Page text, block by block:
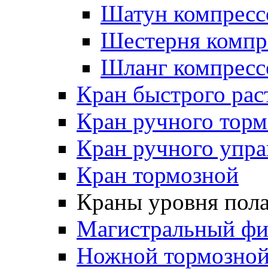
Шатун
Шестерня
Шланг
Кран быстрого
Кран ручного
Кран ручного
Кран тормозной
Краны уровня
Магистральный
Ножной